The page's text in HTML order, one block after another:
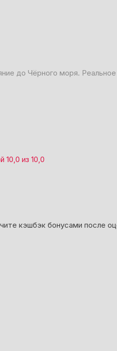
до Чёрного моря.
10,0 из 10,0
кэшбэк бонусами после